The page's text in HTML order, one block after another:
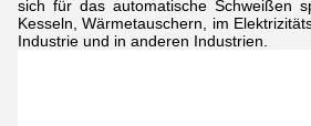
sich für das automatische Schweißen
Kesseln, Wärmetauschern, im
Industrie und in anderen Industrien.